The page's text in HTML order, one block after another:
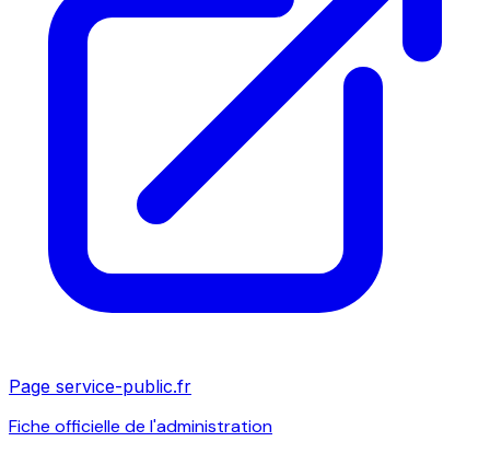
Page service-public.fr
Fiche officielle de l'administration